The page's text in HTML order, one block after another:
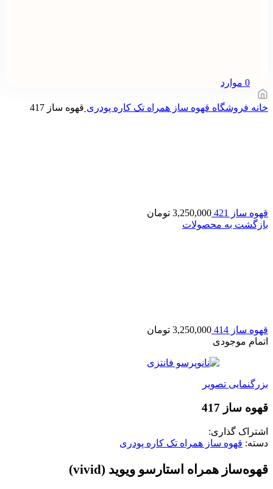
0 موارد
خانه فروشگاه قهوه‌ ساز همراه تک کاره پودری قهوه ساز 417
قهوه ساز 421 3,250,000 تومان
بازگشت به محصولات
قهوه ساز 414 3,250,000 تومان
اتمام موجودی
بزرگنمایی تصویر
قهوه ساز 417
اشتراک گذاری:
دسته: قهوه‌ ساز همراه تک کاره پودری
قهوه‌ساز همراه استارسو ویوید (vivid)